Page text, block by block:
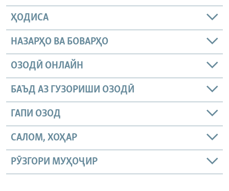
ҲОДИСА
НАЗАРҲО ВА БОВАРҲО
ОЗОДӢ ОНЛАЙН
БАЪД АЗ ГУЗОРИШИ ОЗОДӢ
ГАПИ ОЗОД
САЛОМ, ХОҲАР
РӮЗГОРИ МУҲОҶИР